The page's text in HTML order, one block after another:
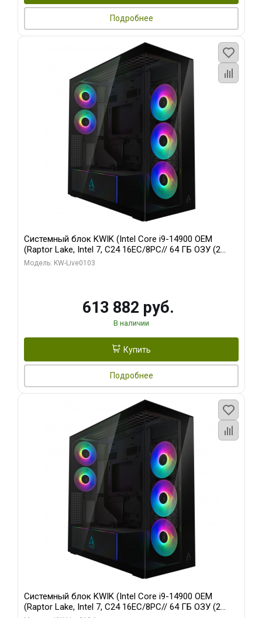
Подробнее
Системный блок KWIK (Intel Core i9-14900 OEM
(Raptor Lake, Intel 7, C24 16EC/8PC// 64 ГБ ОЗУ (2
модуля)/ Afox RTX4090 24GB GDDR6X 384-Bit 3xDP
Модель: KW-Live0103
613 882 руб.
В наличии
Купить
Подробнее
Системный блок KWIK (Intel Core i9-14900 OEM
(Raptor Lake, Intel 7, C24 16EC/8PC// 64 ГБ ОЗУ (2